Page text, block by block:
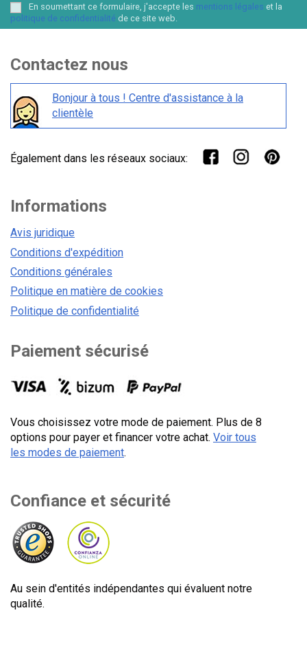
En soumettant ce formulaire, j'accepte les mentions légales et la
politique de confidentialité de ce site web.
Contactez nous
Bonjour à tous ! Centre d'assistance à la
clientèle
Également dans les réseaux sociaux:
Informations
Avis juridique
Conditions d'expédition
Conditions générales
Politique en matière de cookies
Politique de confidentialité
Paiement sécurisé
Vous choisissez votre mode de paiement. Plus de 8
options pour payer et financer votre achat. Voir tous
les modes de paiement.
Confiance et sécurité
Au sein d'entités indépendantes qui évaluent notre
qualité.